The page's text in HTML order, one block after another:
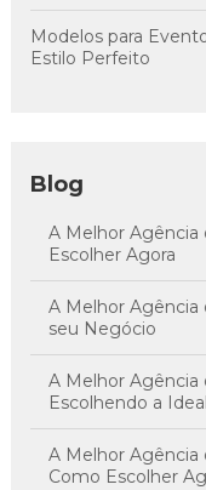
Modelos para
Estilo Perfeito
Blog
A Melhor Agência
Escolher Agora
A Melhor Agência
seu Negócio
A Melhor Agência
Escolhendo a Ideal
A Melhor
Como Escolher